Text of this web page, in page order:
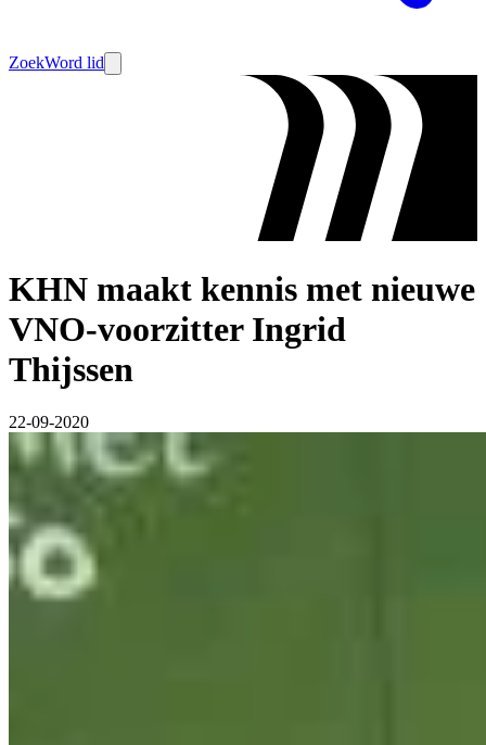
ZoekWord lid
KHN maakt kennis met nieuwe
VNO-voorzitter Ingrid
Thijssen
22-09-2020